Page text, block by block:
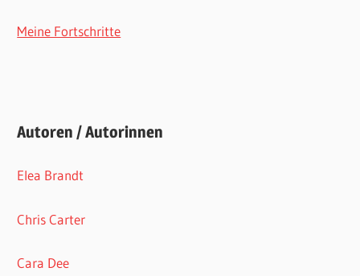
Meine Fortschritte
Autoren / Autorinnen
Elea Brandt
Chris Carter
Cara Dee